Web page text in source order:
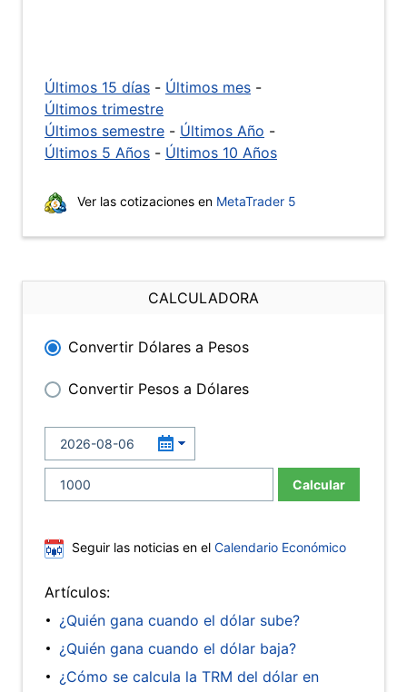
Últimos 15 días - Últimos mes -
Últimos trimestre
Últimos semestre - Últimos Año -
Últimos 5 Años - Últimos 10 Años
Ver las cotizaciones en MetaTrader 5
CALCULADORA
Convertir Dólares a Pesos
Convertir Pesos a Dólares
Calcular
Seguir las noticias en el Calendario Económico
Artículos:
¿Quién gana cuando el dólar sube?
¿Quién gana cuando el dólar baja?
¿Cómo se calcula la TRM del dólar en